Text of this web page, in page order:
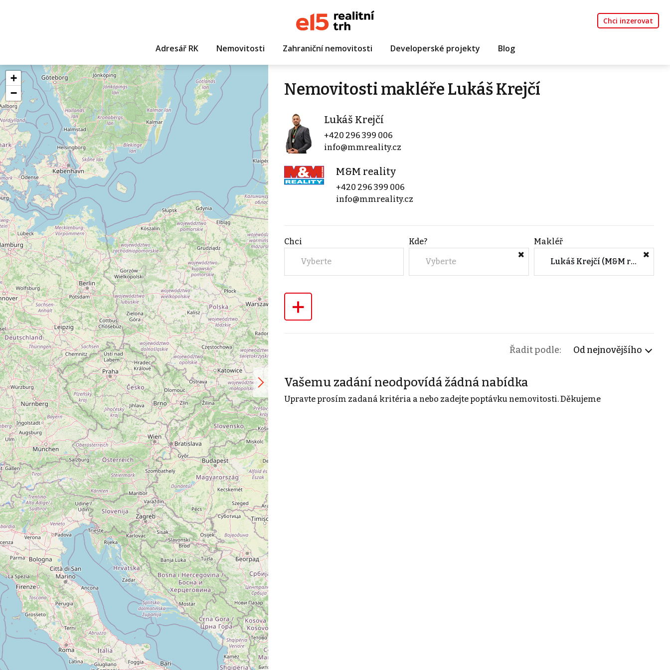
Chci inzerovat
Adresář RK Nemovitosti Zahraniční nemovitosti Developerské projekty Blog
+
−
Nemovitosti makléře Lukáš Krejčí
Lukáš Krejčí
+420 296 399 006
info@mmreality.cz
M&M reality
+420 296 399 006
info@mmreality.cz
Chci
Vyberte
Kde?
Vyberte
Makléř
Lukáš Krejčí (M&M reality)
+
Řadit podle: Od nejnovějšího
Vašemu zadání neodpovídá žádná nabídka
Upravte prosím zadaná kritéria a nebo zadejte poptávku nemovitosti. Děkujeme